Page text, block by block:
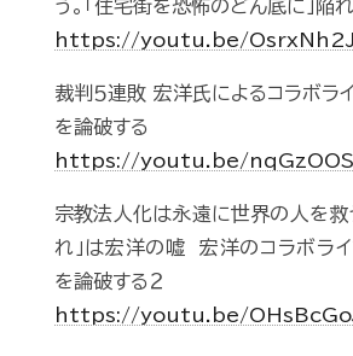
う。「住宅街を恐怖のどん底に」陥
https://youtu.be/
裁判５連敗 宏洋氏によるコラボラ
を論破する
https://youtu.be/
宗教法人化は永遠に世界の人を救
れ」は宏洋の嘘 宏洋のコラボラ
を論破する２
https://youtu.be/